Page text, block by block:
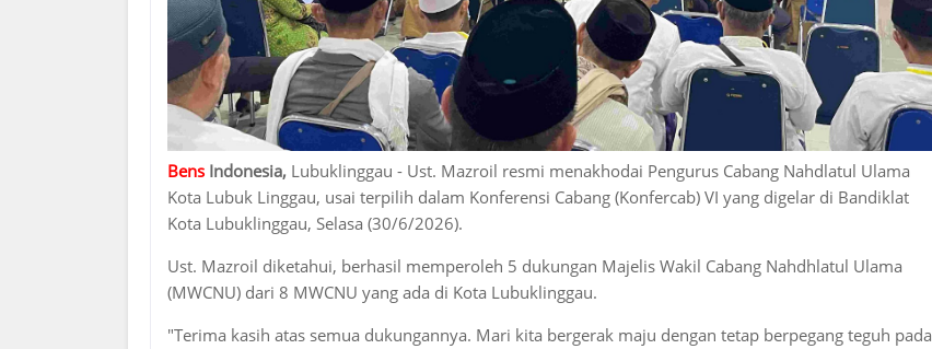
Bens Indonesia, Lubuklinggau - Ust. Mazroil resmi menakhodai Pengurus Cabang Nahdlatul Ulama
Kota Lubuk Linggau, usai terpilih dalam Konferensi Cabang (Konfercab) VI yang digelar di Bandiklat
Kota Lubuklinggau, Selasa (30/6/2026).
Ust. Mazroil diketahui, berhasil memperoleh 5 dukungan Majelis Wakil Cabang Nahdhlatul Ulama
(MWCNU) dari 8 MWCNU yang ada di Kota Lubuklinggau.
"Terima kasih atas semua dukungannya. Mari kita bergerak maju dengan tetap berpegang teguh pada